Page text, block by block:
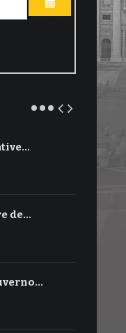
OUVRIR LE
de…